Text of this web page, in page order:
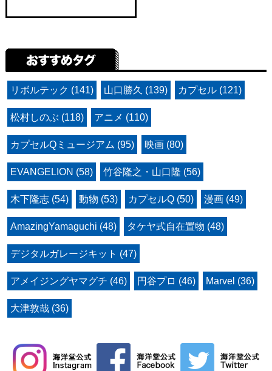
リボルテック (141) 山口勝久 (139) カプセル (121)
松村しのぶ (118) アニメ (110)
カプセルQミュージアム (95) 映画 (80)
EVANGELION (58) 竹谷隆之・山口隆 (56)
木下隆志 (54) 動物 (53) カプセルQ (50) 漫画 (49)
AmazingYamaguchi (48) タケヤ式自在置物 (48)
デジタルガレージキット (47)
アメイジングヤマグチ (46) 円谷プロ (46) Marvel (36)
大津敦哉 (36)